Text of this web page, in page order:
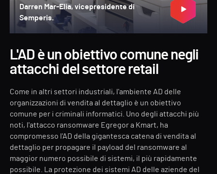
Darren Mar-Elia, vicepresidente di
Semperis.
L'AD è un obiettivo comune negli
attacchi del settore retail
Come in altri settori industriali, l'ambiente AD delle
organizzazioni di vendita al dettaglio è un obiettivo
comune per i criminali informatici. Uno degli attacchi più
noti, l'attacco ransomware Egregor a Kmart, ha
compromesso l'AD della gigantesca catena di vendita al
dettaglio per propagare il payload del ransomware al
maggior numero possibile di sistemi, il più rapidamente
possibile. La protezione dei sistemi AD delle aziende del